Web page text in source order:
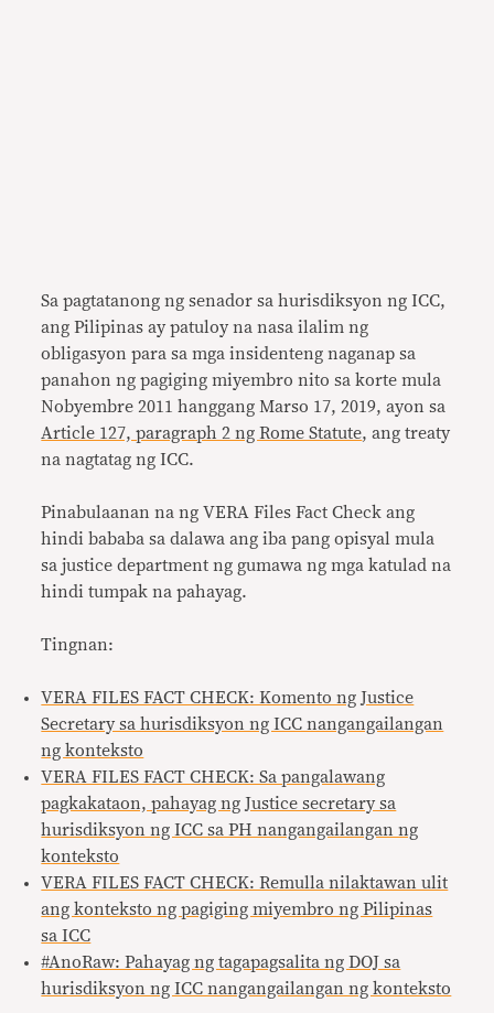
Sa pagtatanong ng senador sa hurisdiksyon ng ICC,
ang Pilipinas ay patuloy na nasa ilalim ng
obligasyon para sa mga insidenteng naganap sa
panahon ng pagiging miyembro nito sa korte mula
Nobyembre 2011 hanggang Marso 17, 2019, ayon sa
Article 127, paragraph 2 ng Rome Statute, ang treaty
na nagtatag ng ICC.
Pinabulaanan na ng VERA Files Fact Check ang
hindi bababa sa dalawa ang iba pang opisyal mula
sa justice department ng gumawa ng mga katulad na
hindi tumpak na pahayag.
Tingnan:
VERA FILES FACT CHECK: Komento ng Justice
Secretary sa hurisdiksyon ng ICC nangangailangan
ng konteksto
VERA FILES FACT CHECK: Sa pangalawang
pagkakataon, pahayag ng Justice secretary sa
hurisdiksyon ng ICC sa PH nangangailangan ng
konteksto
VERA FILES FACT CHECK: Remulla nilaktawan ulit
ang konteksto ng pagiging miyembro ng Pilipinas
sa ICC
#AnoRaw: Pahayag ng tagapagsalita ng DOJ sa
hurisdiksyon ng ICC nangangailangan ng konteksto